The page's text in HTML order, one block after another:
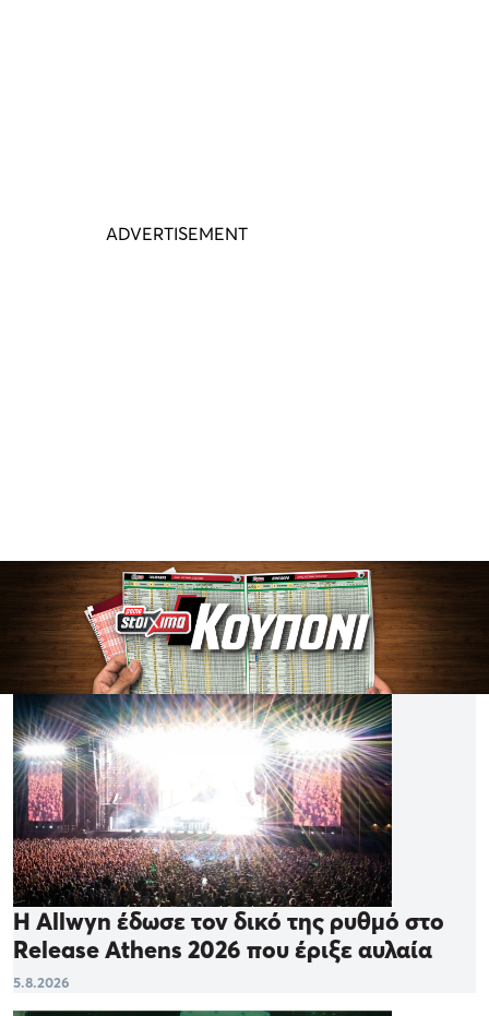
Η Allwyn έδωσε τον δικό της ρυθμό στο
Release Athens 2026 που έριξε αυλαία
5.8.2026